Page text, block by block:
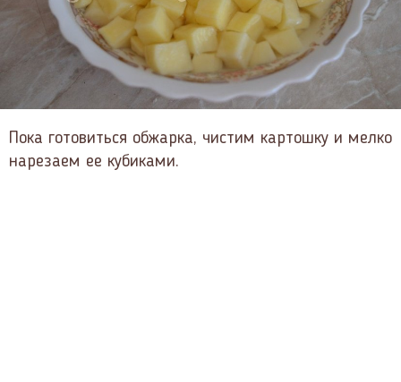
Пока готовиться обжарка, чистим картошку и мелко
нарезаем ее кубиками.